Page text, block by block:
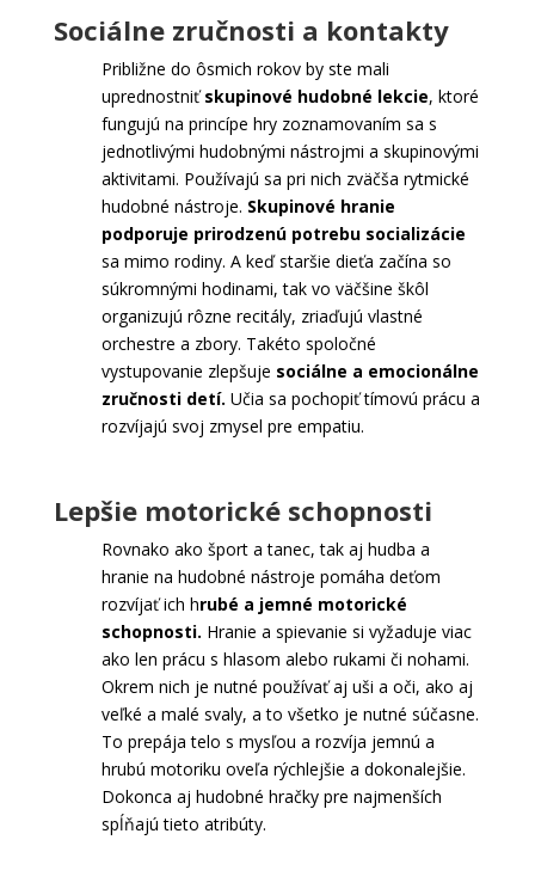
Sociálne zručnosti a kontakty
Približne do ôsmich rokov by ste mali
uprednostniťskupinové hudobné lekcie, ktoré
fungujú na princípe hry zoznamovaním sa s
jednotlivými hudobnými nástrojmi a skupinovými
aktivitami. Používajú sa pri nich zväčša rytmické
hudobné nástroje. Skupinové hranie
podporuje prirodzenú potrebu socializácie
sa mimo rodiny. A keď staršie dieťa začína so
súkromnými hodinami, tak vo väčšine škôl
organizujú rôzne recitály, zriaďujú vlastné
orchestre a zbory. Takéto spoločné
vystupovanie zlepšuje sociálne a emocionálne
zručnosti detí. Učia sa pochopiť tímovú prácu a
rozvíjajú svoj zmysel pre empatiu.
Lepšie motorické schopnosti
Rovnako ako šport a tanec, tak aj hudba a
hranie na hudobné nástroje pomáha deťom
rozvíjať ich hrubé a jemné motorické
schopnosti. Hranie a spievanie si vyžaduje viac
ako len prácu s hlasom alebo rukami či nohami.
Okrem nich je nutné používať aj uši a oči, ako aj
veľké a malé svaly, a to všetko je nutné súčasne.
To prepája telo s mysľou a rozvíja jemnú a
hrubú motoriku oveľa rýchlejšie a dokonalejšie.
Dokonca aj hudobné hračky pre najmenších
spĺňajú tieto atribúty.